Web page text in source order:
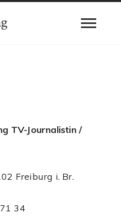
TV-Journalistin /
Freiburg i. Br.
34